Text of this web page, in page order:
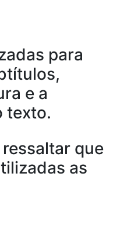
para
e a
texto.
que
as